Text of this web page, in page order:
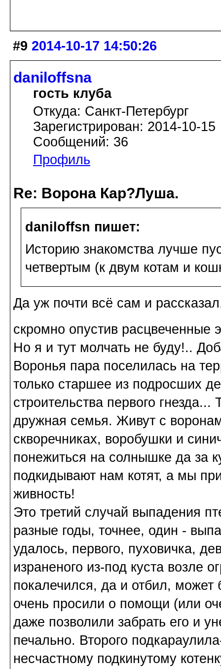
#9 2014-10-17 14:50:26
daniloffsna
гость клуба
Откуда: Санкт-Петербург
Зарегистрирован: 2014-10-15
Сообщений: 36
Профиль
Re: Ворона Кар?Луша.
daniloffsn пишет:
Историю знакомства лучше
четвертым (к двум котам и
Да уж почти всё сам и
скромно опустив
Но я и тут молчать не буду!..
Воронья пара поселилась на
только старшее из подросших
строительства первого
дружная семья. Живут с
скворечниках, воробушки и
понежиться на солнышке да за
подкидывают нам котят, а мы
живность!
Это третий случай выпадения
разные годы, точнее, один -
удалось, первого, пуховичка,
израненого из-под куста возле
покалечился, да и отбил, может
очень просили о помощи (или
даже позволили забрать его и
печально. Второго
несчастному подкинутому